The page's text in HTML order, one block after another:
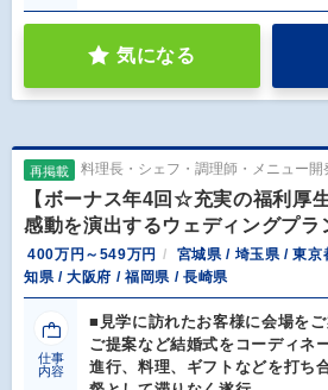
気になる
再掲載 料理長・シェフ・調理師・メニュー開
【ボーナス年4回☆充実の福利厚
感動を演出するウェディングプラ
400万円～549万円
宮城県 / 埼玉県 / 東
知県 / 大阪府 / 福岡県 / 長崎県
仕事
内容
■見学に訪れたお客様に会場を
ご提案など結婚式をコーディネ
進行、料理、ギフトなどを打ち